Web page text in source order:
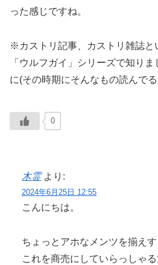
った感じですね。
※カストリ記事、カストリ雑誌と
「ウルフガイ」シリーズで知り
に(その時期にそんなもの読んで
0
木霊 より:
2024年6月25日 12:55
こんにちは。
ちょっとアホなメンツを揃えす
これを商売にしていらっしゃ